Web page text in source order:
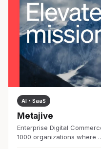
AI・SaaS
Metajive
Enterprise Digital
1000 organizations where